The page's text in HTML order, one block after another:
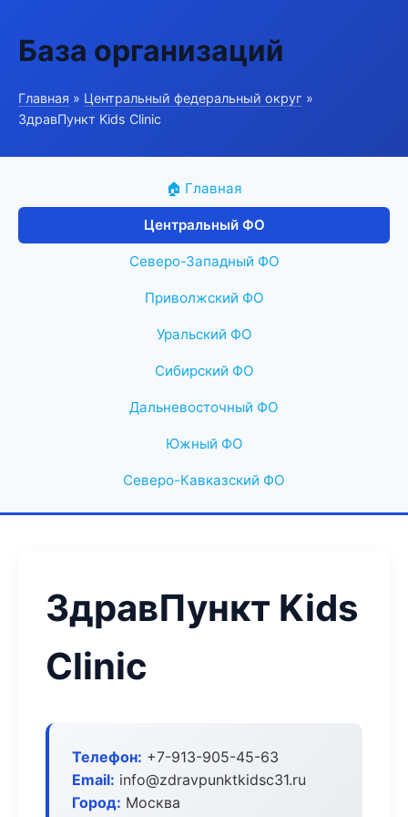
База организаций
Главная » Центральный федеральный округ »
ЗдравПункт Kids Clinic
🏠 Главная
Центральный ФО
Северо-Западный ФО
Приволжский ФО
Уральский ФО
Сибирский ФО
Дальневосточный ФО
Южный ФО
Северо-Кавказский ФО
ЗдравПункт Kids
Clinic
Телефон: +7-913-905-45-63
Email: info@zdravpunktkidsc31.ru
Город: Москва